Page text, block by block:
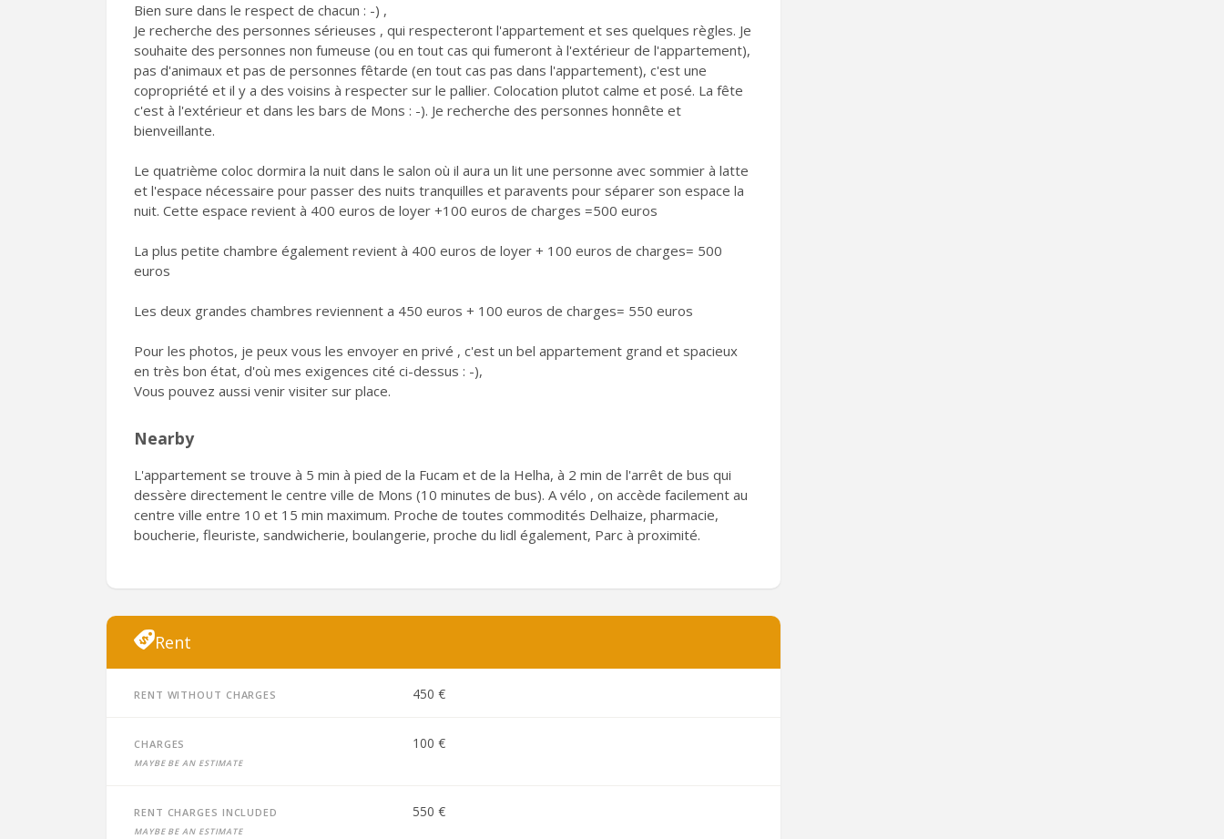
Bien sure dans le respect de chacun : -) ,
Je recherche des personnes sérieuses , qui respecteront l'appartement et ses quelques règles. Je
souhaite des personnes non fumeuse (ou en tout cas qui fumeront à l'extérieur de l'appartement),
pas d'animaux et pas de personnes fêtarde (en tout cas pas dans l'appartement), c'est une
copropriété et il y a des voisins à respecter sur le pallier. Colocation plutot calme et posé. La fête
c'est à l'extérieur et dans les bars de Mons : -). Je recherche des personnes honnête et
bienveillante.
Le quatrième coloc dormira la nuit dans le salon où il aura un lit une personne avec sommier à latte
et l'espace nécessaire pour passer des nuits tranquilles et paravents pour séparer son espace la
nuit. Cette espace revient à 400 euros de loyer +100 euros de charges =500 euros
La plus petite chambre également revient à 400 euros de loyer + 100 euros de charges= 500
euros
Les deux grandes chambres reviennent a 450 euros + 100 euros de charges= 550 euros
Pour les photos, je peux vous les envoyer en privé , c'est un bel appartement grand et spacieux
en très bon état, d'où mes exigences cité ci-dessus : -),
Vous pouvez aussi venir visiter sur place.
Nearby
L'appartement se trouve à 5 min à pied de la Fucam et de la Helha, à 2 min de l'arrêt de bus qui
dessère directement le centre ville de Mons (10 minutes de bus). A vélo , on accède facilement au
centre ville entre 10 et 15 min maximum. Proche de toutes commodités Delhaize, pharmacie,
boucherie, fleuriste, sandwicherie, boulangerie, proche du lidl également, Parc à proximité.
Rent
Rent without charges 450 €
Charges
Maybe be an estimate
100 €
Rent charges included
Maybe be an estimate
550 €